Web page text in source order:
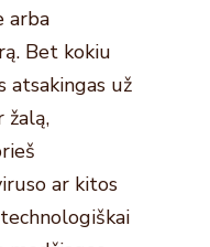
arba
Bet kokiu
atsakingas už
žalą,
ar kitos